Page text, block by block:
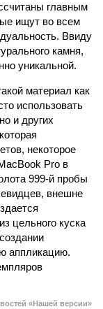
главным
ищут во всем
Ввиду
камня,
уникальной.
материал как
использовать
и других
некоторое
Pro в
999-й пробы
внешне
цельного куска
аппликацию.
«Нашей версии»